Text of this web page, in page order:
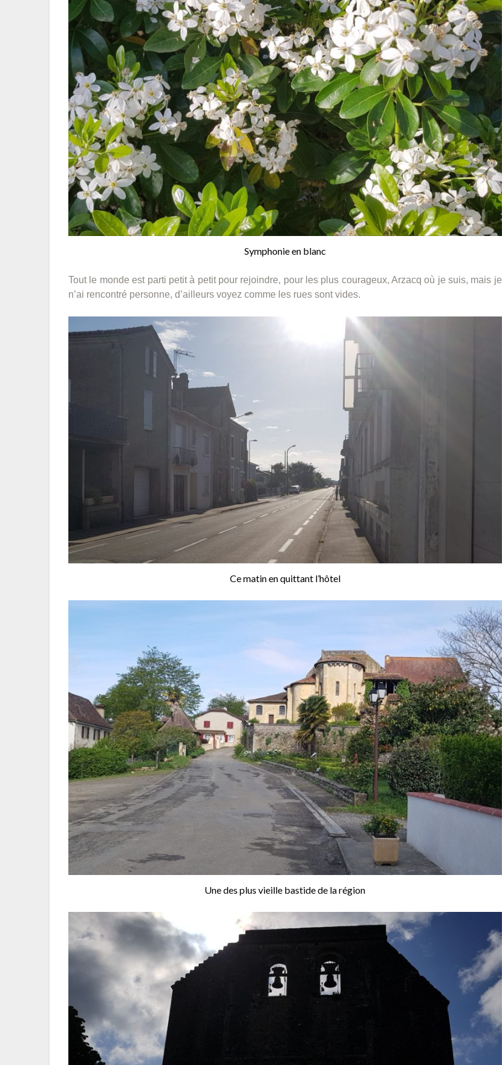
Symphonie en blanc
Tout le monde est parti petit à petit pour rejoindre, pour les plus courageux, Arzacq où je suis, mais je
n’ai rencontré personne, d’ailleurs voyez comme les rues sont vides.
Ce matin en quittant l’hôtel
Une des plus vieille bastide de la région